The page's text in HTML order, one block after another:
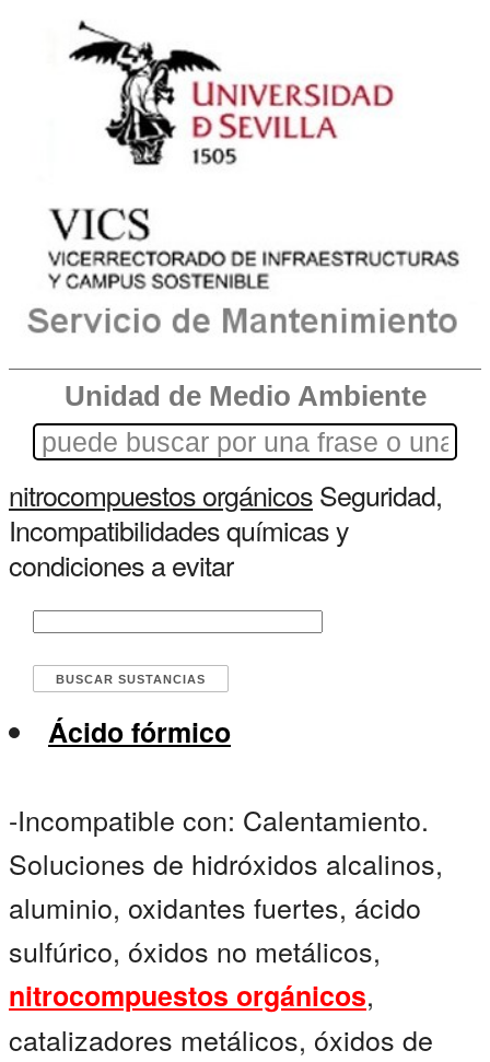
Unidad de Medio Ambiente
nitrocompuestos orgánicosSeguridad,
Incompatibilidades químicas y
condiciones a evitar
Ácido fórmico
-Incompatible con: Calentamiento.
Soluciones de hidróxidos alcalinos,
aluminio, oxidantes fuertes, ácido
sulfúrico, óxidos no metálicos,
nitrocompuestos orgánicos,
catalizadores metálicos, óxidos de